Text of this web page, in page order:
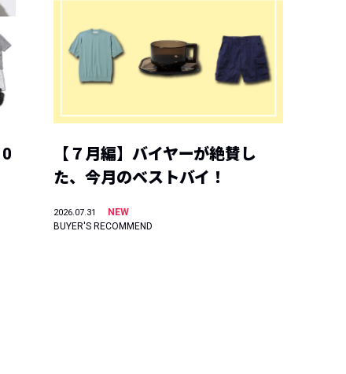
【７月編】バイヤーが絶賛し
た、今月のベストバイ！
2026.07.31
NEW
BUYER'S RECOMMEND